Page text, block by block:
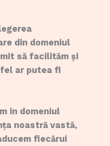
din domeniul
să facilităm și
ar putea fi
in domeniul
noastră vastă,
fiecărui